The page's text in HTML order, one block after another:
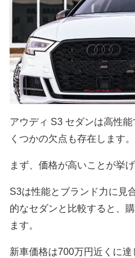
アウディ S3 セダンは高性
くつかの欠点も存在します。
まず、価格が高いことが挙げ
S3は性能とブランド力に見
的なセダンと比較すると、
ます。
新車価格は700万円近くに